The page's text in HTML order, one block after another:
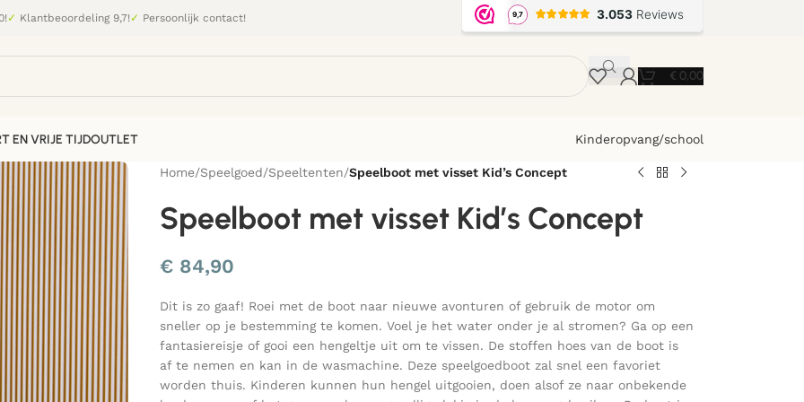
✓ Klantbeoordeling 9,7!✓ Persoonlijk contact!
€ 0,00
EN VRIJE TIJDOUTLET Kinderopvang/school
Home/Speelgoed/Speeltenten/Speelboot met visset Kid’s Concept
Speelboot met visset Kid’s Concept
€84,90
Dit is zo gaaf! Roei met de boot naar nieuwe avonturen of gebruik de motor om
sneller op je bestemming te komen. Voel je het water onder je al stromen? Ga op een
fantasiereisje of gooi een hengeltje uit om te vissen. De stoffen hoes van de boot is
af te nemen en kan in de wasmachine. Deze speelgoedboot zal snel een favoriet
worden thuis. Kinderen kunnen hun hengel uitgooien, doen alsof ze naar onbekende